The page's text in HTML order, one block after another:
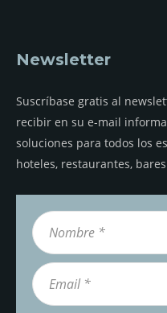
Newsletter
Suscríbase gratis al
recibir en su e-mail
soluciones para todos los
hoteles, restaurantes,